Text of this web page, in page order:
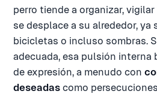
perro tiende a organizar,
se desplace a su alrededor, ya
bicicletas o incluso sombras.
adecuada, esa pulsión interna
de expresión, a menudo con
deseadas como